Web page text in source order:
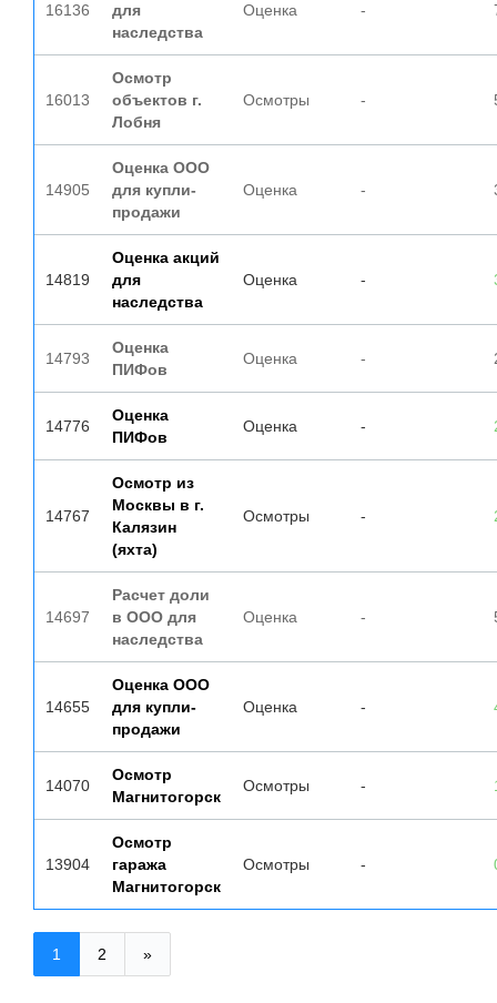
16136
для
наследства
Оценка -
16013
Осмотр
объектов г.
Лобня
Осмотры -
14905
Оценка ООО
для купли-
продажи
Оценка -
14819
Оценка акций
для
наследства
Оценка -
14793
Оценка
ПИФов
Оценка -
14776
Оценка
ПИФов
Оценка -
14767
Осмотр из
Москвы в г.
Калязин
(яхта)
Осмотры -
14697
Расчет доли
в ООО для
наследства
Оценка -
14655
Оценка ООО
для купли-
продажи
Оценка -
14070
Осмотр
Магнитогорск
Осмотры -
13904
Осмотр
гаража
Магнитогорск
Осмотры -
1 2 »